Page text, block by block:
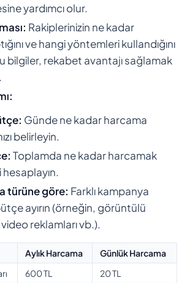
yardımcı olur.
Rakiplerinizin ne kadar
ve hangi yöntemleri kullandığını
bilgiler, rekabet avantajı sağlamak
Günde ne kadar harcama
belirleyin.
Toplamda ne kadar harcamak
türüne göre: Farklı kampanya
ayırın (örneğin, görüntülü
reklamları vb.).
Aylık Harcama
Günlük Harcama
600 TL
20 TL